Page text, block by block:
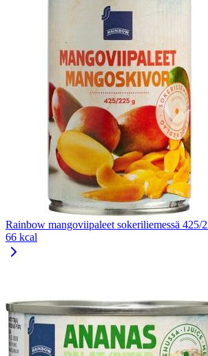
Rainbow mangoviipaleet sokeriliemessä 425/
66 kcal